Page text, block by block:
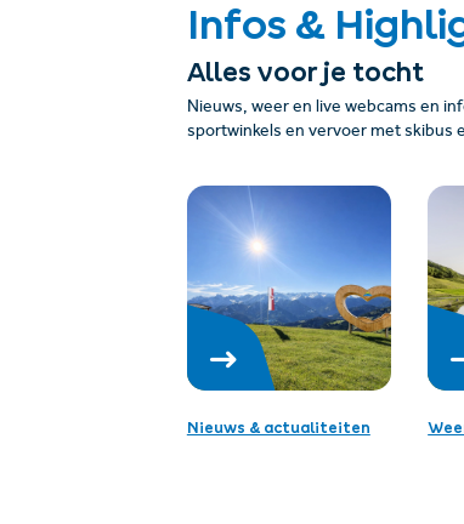
Infos &
Alles voor je tocht
Nieuws, weer en live webcams en
sportwinkels en vervoer met skibus
Nieuws & actualiteiten